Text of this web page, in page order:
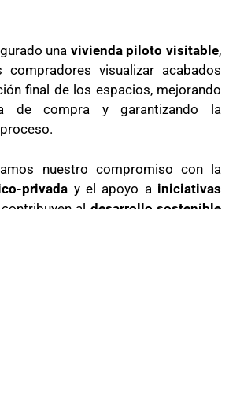
una vivienda piloto visitable,
visualizar acabados
final de los espacios, mejorando
de compra y garantizando la
nuestro compromiso con la
privada y el apoyo a iniciativas
al desarrollo sostenible